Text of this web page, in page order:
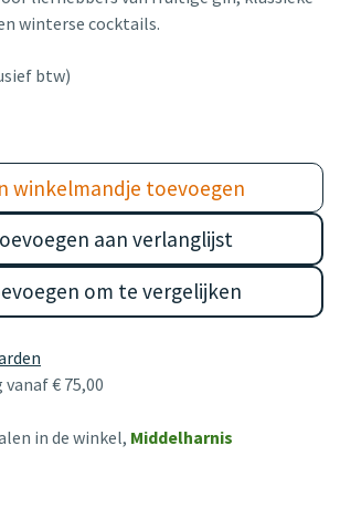
winterse cocktails.
btw)
winkelmandje toevoegen
om te vergelijken
aan verlanglijst
€ 75,00
in de winkel, Middelharnis